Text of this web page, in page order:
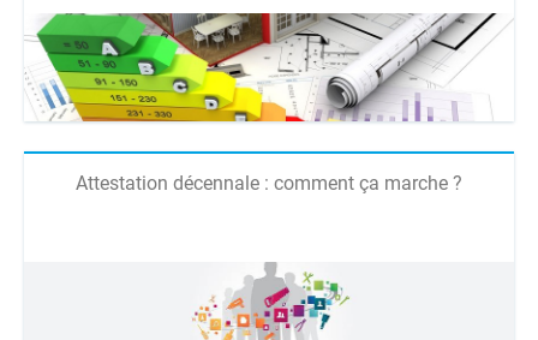
Attestation décennale : comment ça marche ?